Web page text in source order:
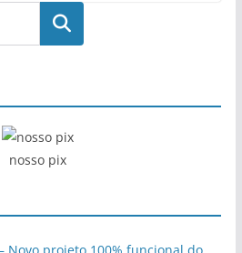
Pesquisar
nosso pix